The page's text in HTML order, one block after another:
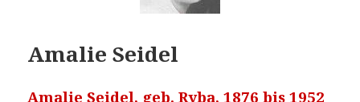
Amalie Seidel
Amalie Seidel, geb. Ryba, 1876 bis 1952